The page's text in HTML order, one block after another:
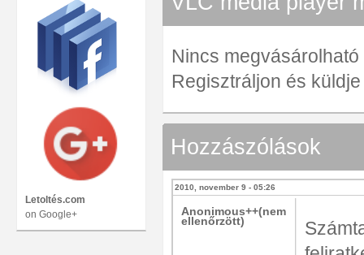
Letoltés.com
on Google+
Nincs
Regisztráljon és
Hozzászólások
2010, november 9 - 05:26
Anonimous++(nem
ellenőrzött)